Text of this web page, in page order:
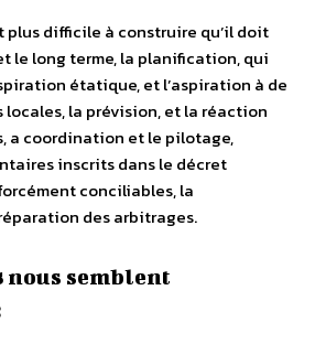
plus difficile à construire qu’il doit
le long terme, la planification, qui
étatique, et l’aspiration à de
locales, la prévision, et la réaction
a coordination et le pilotage,
inscrits dans le décret
conciliables, la
des arbitrages.
nous semblent